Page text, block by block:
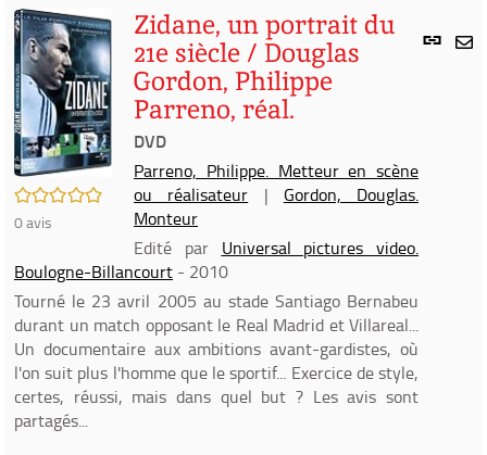
Lien
/5
0avis
Zidane, un portrait du
21e siècle / Douglas
Gordon, Philippe
Parreno, réal.
DVD
Parreno, Philippe. Metteur en scène
ou réalisateur | Gordon, Douglas.
Monteur
Edité par Universal pictures video.
Boulogne-Billancourt - 2010
Tourné le 23 avril 2005 au stade Santiago Bernabeu
durant un match opposant le Real Madrid et Villareal...
Un documentaire aux ambitions avant-gardistes, où
l'on suit plus l'homme que le sportif... Exercice de style,
certes, réussi, mais dans quel but ? Les avis sont
partagés...